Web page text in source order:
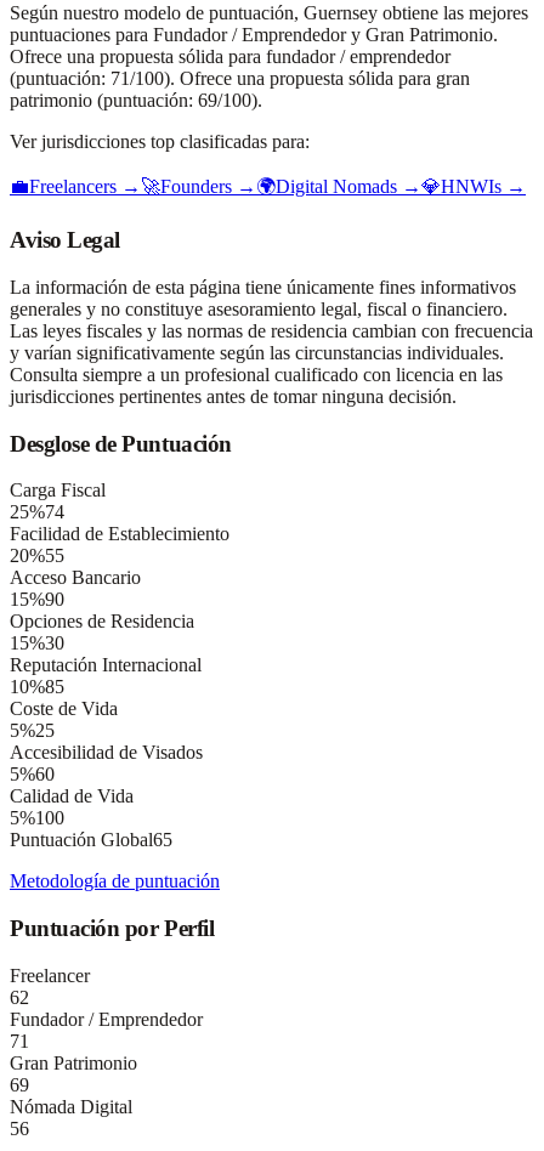
Según nuestro modelo de puntuación, Guernsey obtiene las mejores
puntuaciones para Fundador / Emprendedor y Gran Patrimonio.
Ofrece una propuesta sólida para fundador / emprendedor
(puntuación: 71/100). Ofrece una propuesta sólida para gran
patrimonio (puntuación: 69/100).
Ver jurisdicciones top clasificadas para:
💼Freelancers → 🚀Founders → 🌍Digital Nomads →💎HNWIs →
Aviso Legal
La información de esta página tiene únicamente fines informativos
generales y no constituye asesoramiento legal, fiscal o financiero.
Las leyes fiscales y las normas de residencia cambian con frecuencia
y varían significativamente según las circunstancias individuales.
Consulta siempre a un profesional cualificado con licencia en las
jurisdicciones pertinentes antes de tomar ninguna decisión.
Desglose de Puntuación
Carga Fiscal
25%74
Facilidad de Establecimiento
20%55
Acceso Bancario
15%90
Opciones de Residencia
15%30
Reputación Internacional
10%85
Coste de Vida
5%25
Accesibilidad de Visados
5%60
Calidad de Vida
5%100
Puntuación Global65
Metodología de puntuación
Puntuación por Perfil
Freelancer
62
Fundador / Emprendedor
71
Gran Patrimonio
69
Nómada Digital
56